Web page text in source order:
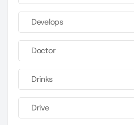
Develops
Doctor
Drinks
Drive